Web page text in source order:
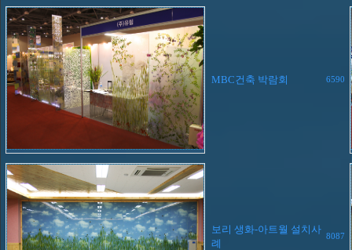
MBC건축 박람회 6590
보리 생화-아트월 설치사
례
8087